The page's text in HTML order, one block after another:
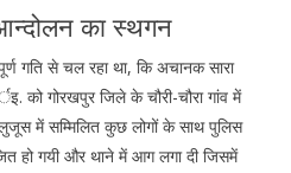
का स्थगन
गति से चल रहा था, कि अचानक सारा
को गोरखपुर जिले के चौरी-चौरा गांव में
में सम्मिलित कुछ लोगों के साथ पुलिस
हो गयी और थाने में आग लगा दी जिसमें